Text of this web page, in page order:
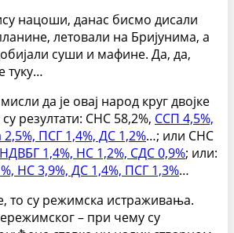
нацоши, данас бисмо дисали
летовали на Бријунима, а
суши и мафине. Да, да,
туку…
да је овај народ круг двојке
резултати: СНС 58,2%, ССП 4,5%,
ПСГ 1,4%, ДС 1,2%…; или СНС
1,4%, НС 1,2%, СДС 0,9%; или:
НС 3,9%, ДС 1,4%, ПСГ 1,3%…
то су режимска истраживања.
– при чему су